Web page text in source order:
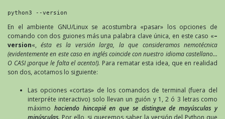
python3 --version
En el ambiente GNU/Linux se acostumbra «pasar» los opciones de
comando con dos guiones más una palabra clave única, en este caso «–
version«,ésta es la versión larga, la que consideramos nemotécnica
(evidentemente en este caso en inglés coincide con nuestro idioma castellano…
O CASI ¡porque le falta el acento!). Para rematar esta idea, que en realidad
son dos, acotamos lo siguiente:
Las opciones «cortas» de los comandos de terminal (fuera del
interpréte interactivo) solo llevan un guión y 1, 2 ó 3 letras como
máximo haciendo hincapié en que se distingue de mayúsculas y
minúsculas. Por ello, si queremos saber la versión del Python que